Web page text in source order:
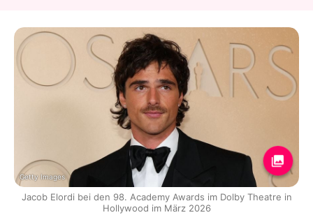
Getty Images
Jacob Elordi bei den 98. Academy Awards im Dolby Theatre in
Hollywood im März 2026